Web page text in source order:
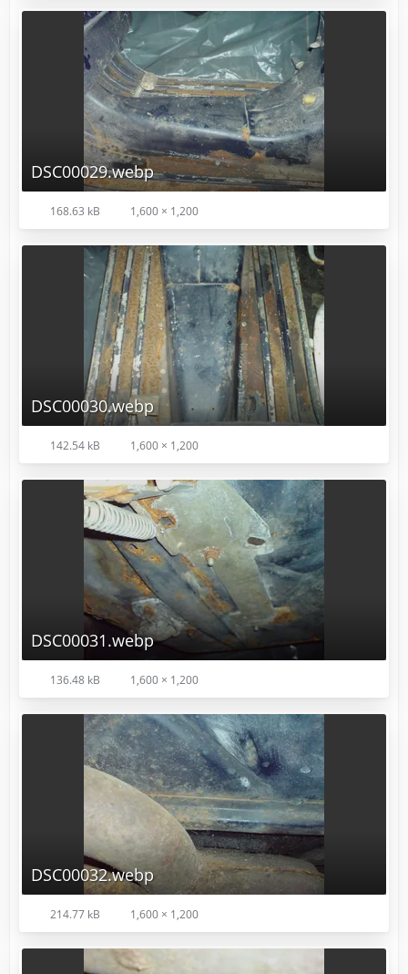
DSC00029.webp
168.63 kB 1,600 × 1,200
DSC00030.webp
142.54 kB 1,600 × 1,200
DSC00031.webp
136.48 kB 1,600 × 1,200
DSC00032.webp
214.77 kB 1,600 × 1,200